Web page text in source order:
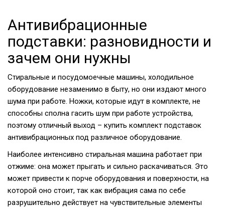
Антивибрационные
подставки: разновидности и
зачем они нужны
Стиральные и посудомоечные машины, холодильное
оборудование незаменимо в быту, но они издают много
шума при работе. Ножки, которые идут в комплекте, не
способны сполна гасить шум при работе устройства,
поэтому отличный выход – купить комплект подставок
антивибрационных под различное оборудование.
Наиболее интенсивно стиральная машина работает при
отжиме: она может прыгать и сильно раскачиваться. Это
может привести к порче оборудования и поверхности, на
которой оно стоит, так как вибрация сама по себе
разрушительно действует на чувствительные элементы